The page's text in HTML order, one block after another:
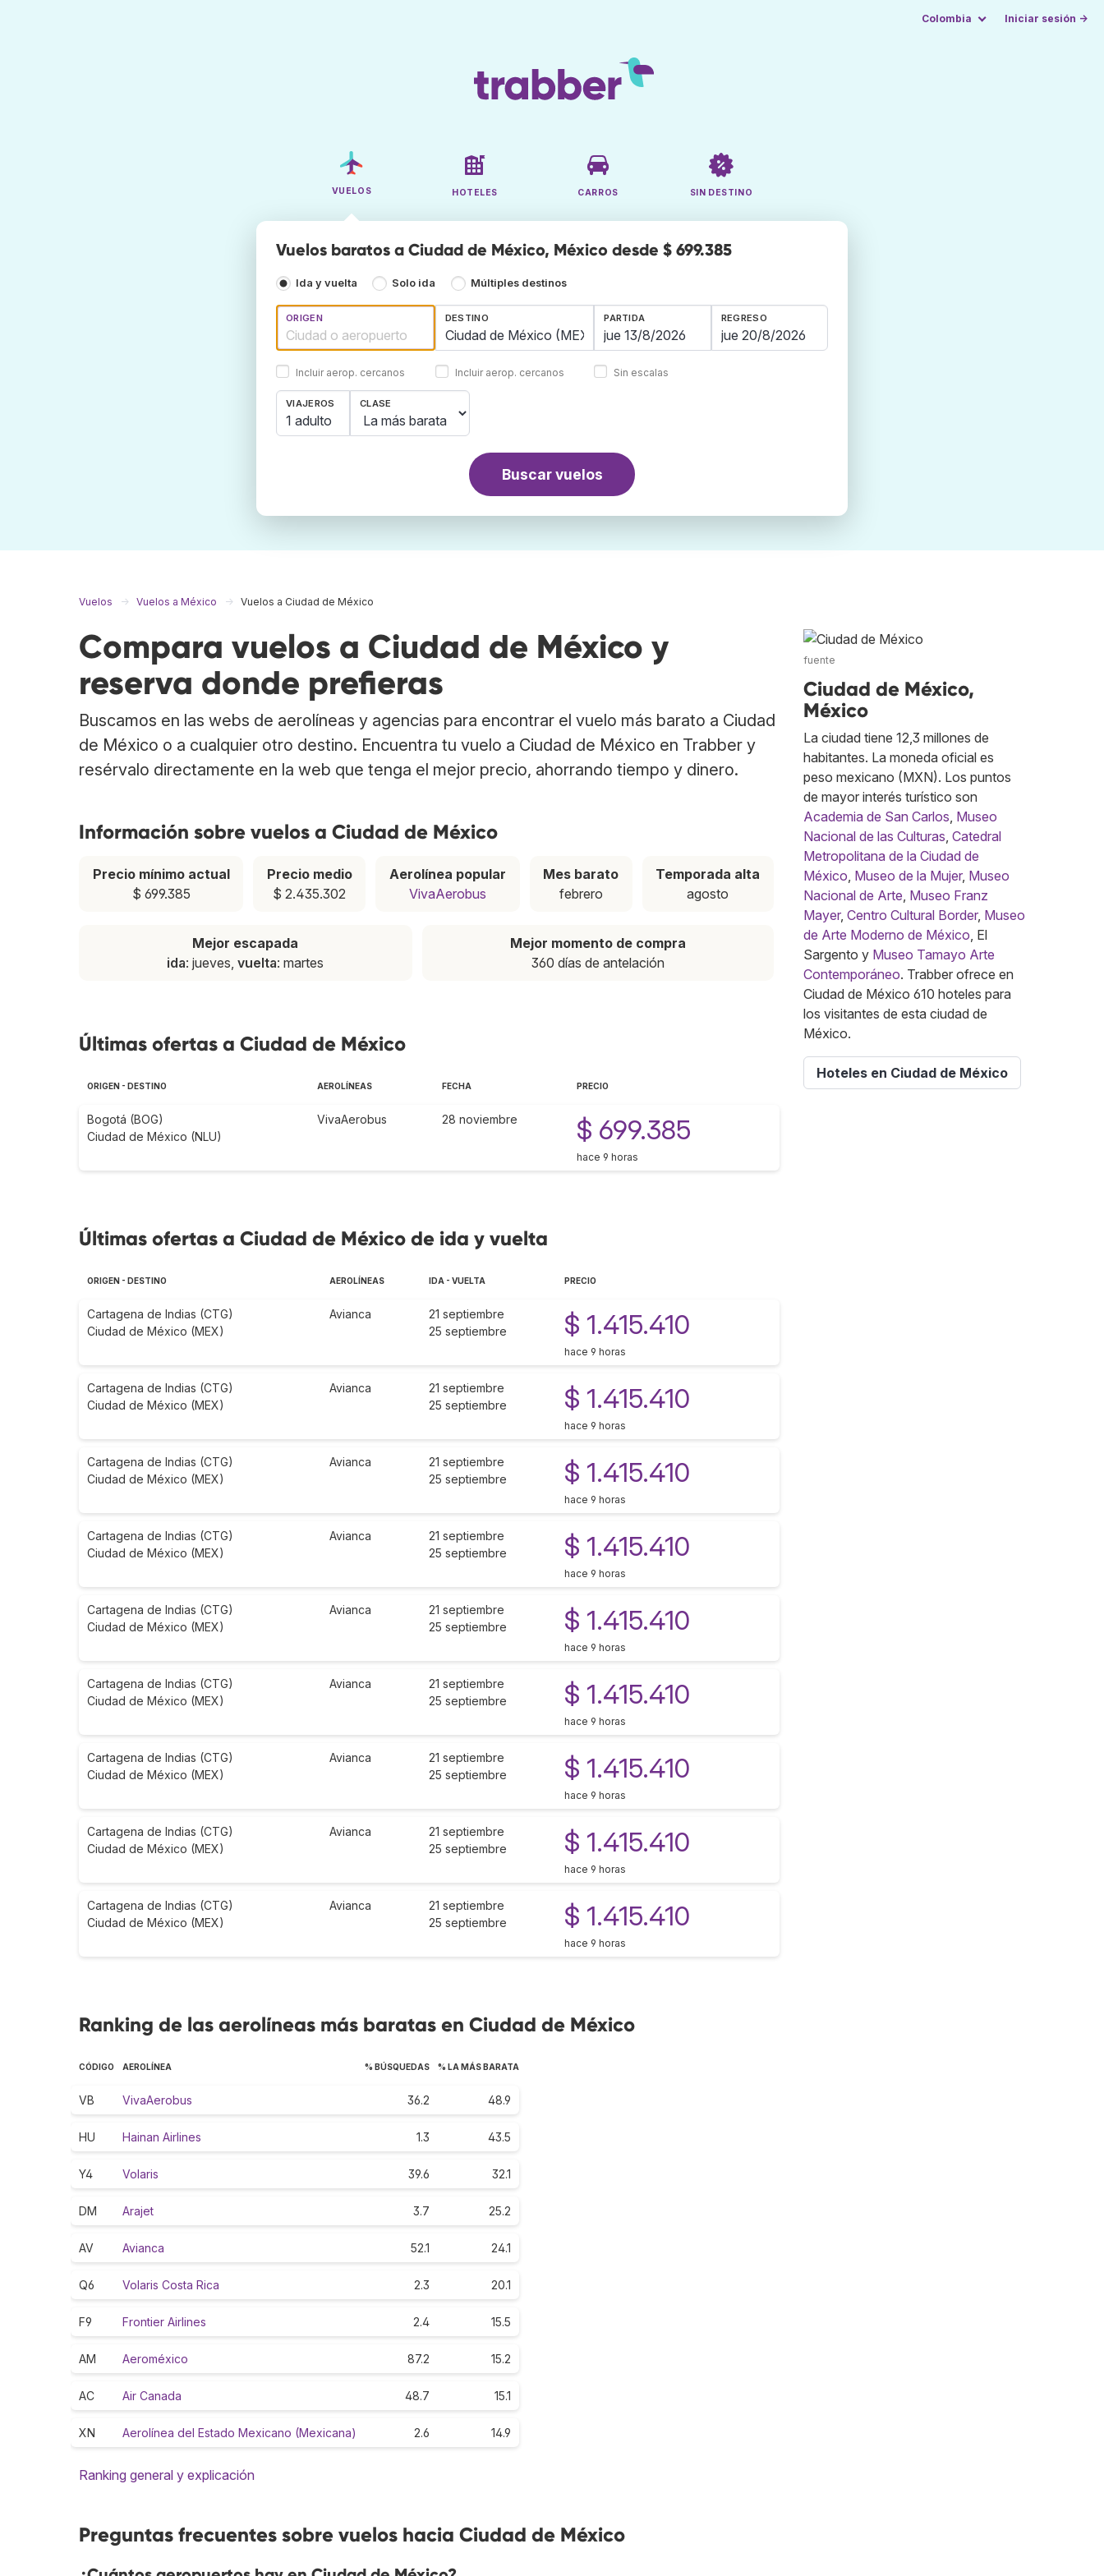
Colombia Iniciar sesión →
VUELOS HOTELES CARROS SIN DESTINO
Vuelos baratos a Ciudad de México, México desde $ 699.385
Ida y vuelta Solo ida Múltiples destinos
ORIGEN
Incluir aerop. cercanos
DESTINO
Incluir aerop. cercanos
PARTIDA REGRESO
Sin escalas
VIAJEROS
1 adulto
CLASE
Buscar vuelos
Vuelos Vuelos a México Vuelos a Ciudad de México
Compara vuelos a Ciudad de México y
reserva donde prefieras
Buscamos en las webs de aerolíneas y agencias para encontrar el vuelo más barato a Ciudad
de México o a cualquier otro destino. Encuentra tu vuelo a Ciudad de México en Trabber y
resérvalo directamente en la web que tenga el mejor precio, ahorrando tiempo y dinero.
Información sobre vuelos a Ciudad de México
Precio mínimo actual
$ 699.385
Precio medio
$ 2.435.302
Aerolínea popular
VivaAerobus
Mes barato
febrero
Temporada alta
agosto
Mejor escapada
ida: jueves,vuelta: martes
Mejor momento de compra
360 días de antelación
Últimas ofertas a Ciudad de México
ORIGEN - DESTINO AEROLÍNEAS FECHA PRECIO
Bogotá (BOG)
Ciudad de México (NLU)
VivaAerobus 28 noviembre $ 699.385
hace 9 horas
Últimas ofertas a Ciudad de México de ida y vuelta
ORIGEN - DESTINO AEROLÍNEAS IDA - VUELTA PRECIO
Cartagena de Indias (CTG)
Ciudad de México (MEX)
Avianca
21 septiembre
25 septiembre
$ 1.415.410
hace 9 horas
Cartagena de Indias (CTG)
Ciudad de México (MEX)
Avianca
21 septiembre
25 septiembre
$ 1.415.410
hace 9 horas
Cartagena de Indias (CTG)
Ciudad de México (MEX)
Avianca
21 septiembre
25 septiembre
$ 1.415.410
hace 9 horas
Cartagena de Indias (CTG)
Ciudad de México (MEX)
Avianca
21 septiembre
25 septiembre
$ 1.415.410
hace 9 horas
Cartagena de Indias (CTG)
Ciudad de México (MEX)
Avianca
21 septiembre
25 septiembre
$ 1.415.410
hace 9 horas
Cartagena de Indias (CTG)
Ciudad de México (MEX)
Avianca
21 septiembre
25 septiembre
$ 1.415.410
hace 9 horas
Cartagena de Indias (CTG)
Ciudad de México (MEX)
Avianca
21 septiembre
25 septiembre
$ 1.415.410
hace 9 horas
Cartagena de Indias (CTG)
Ciudad de México (MEX)
Avianca
21 septiembre
25 septiembre
$ 1.415.410
hace 9 horas
Cartagena de Indias (CTG)
Ciudad de México (MEX)
Avianca
21 septiembre
25 septiembre
$ 1.415.410
hace 9 horas
Ranking de las aerolíneas más baratas en Ciudad de México
CÓDIGO AEROLÍNEA % BÚSQUEDAS % LA MÁS BARATA
VB VivaAerobus 36.2 48.9
HU Hainan Airlines 1.3 43.5
Y4 Volaris 39.6 32.1
DM Arajet 3.7 25.2
AV Avianca 52.1 24.1
Q6 Volaris Costa Rica 2.3 20.1
F9 Frontier Airlines 2.4 15.5
AM Aeroméxico 87.2 15.2
AC Air Canada 48.7 15.1
XN Aerolínea del Estado Mexicano (Mexicana) 2.6 14.9
Ranking general y explicación
Preguntas frecuentes sobre vuelos hacia Ciudad de México
fuente
Ciudad de México,
México
La ciudad tiene 12,3 millones de
habitantes. La moneda oficial es
peso mexicano (MXN). Los puntos
de mayor interés turístico son
Academia de San Carlos, Museo
Nacional de las Culturas, Catedral
Metropolitana de la Ciudad de
México, Museo de la Mujer, Museo
Nacional de Arte, Museo Franz
Mayer, Centro Cultural Border, Museo
de Arte Moderno de México, El
Sargento y Museo Tamayo Arte
Contemporáneo. Trabber ofrece en
Ciudad de México 610 hoteles para
los visitantes de esta ciudad de
México.
Hoteles en Ciudad de México